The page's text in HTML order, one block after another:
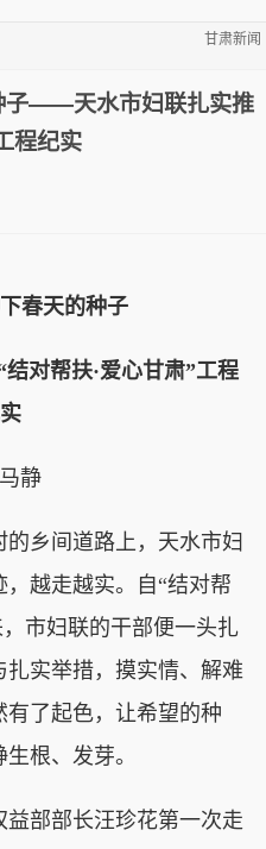
甘肃新闻
子——天水市妇联扎实推
程纪实
春天的种子
对帮扶·爱心甘肃”工程
静
乡间道路上，天水市妇
越走越实。自“结对帮
市妇联的干部便一头扎
实举措，摸实情、解难
了起色，让希望的种
根、发芽。
部部长汪珍花第一次走